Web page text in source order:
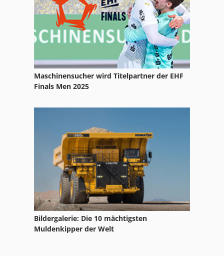
Maschinensucher wird Titelpartner der EHF
Finals Men 2025
Bildergalerie: Die 10 mächtigsten
Muldenkipper der Welt